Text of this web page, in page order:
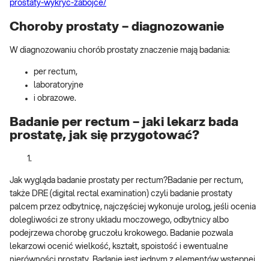
prostaty-wykryc-zabojce/
Choroby prostaty – diagnozowanie
W diagnozowaniu chorób prostaty znaczenie mają badania:
per rectum,
laboratoryjne
i obrazowe.
Badanie per rectum – jaki lekarz bada
prostatę, jak się przygotować?
Jak wygląda badanie prostaty per rectum?Badanie per rectum,
także DRE (digital rectal examination) czyli badanie prostaty
palcem przez odbytnicę, najczęściej wykonuje urolog, jeśli ocenia
dolegliwości ze strony układu moczowego, odbytnicy albo
podejrzewa chorobę gruczołu krokowego. Badanie pozwala
lekarzowi ocenić wielkość, kształt, spoistość i ewentualne